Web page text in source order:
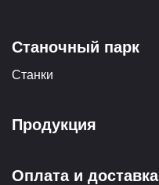
Станочный парк
Станки
Продукция
Оплата и доставка